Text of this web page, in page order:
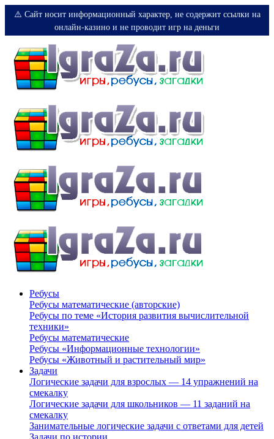
⚠️ Сайт носит информационный характер, не содержит ссылки на
онлайн-казино и не проводит игр на деньги
Ребусы
Ребусы математические (авторские)
Ребусы по теме «История развития вычислительной
техники»
Ребусы математические
Ребусы «Информационные технологии»
Ребусы «Животный и растительный мир»
Задачи
Логические задачи для взрослых — 14 упражнений на
смекалку
Логические задачи для школьников — 11 заданий на
смекалку
Занимательные логические задачи с ответами для детей
Задачи по истории